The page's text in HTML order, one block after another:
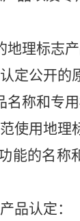
理标志
定公开的
称和专
使用地理
能的名
品认定：